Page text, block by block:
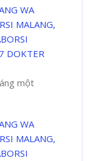
WA
MALANG,
DOKTER
một
WA
MALANG,